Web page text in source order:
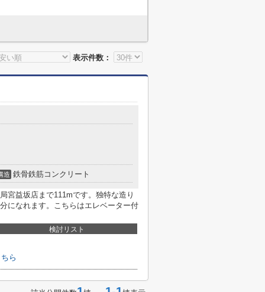
表示件数：
造 鉄骨鉄筋コンクリート
宮益坂店まで111mです。独特な造り
になれます。こちらはエレベーター付
検討リスト
ら